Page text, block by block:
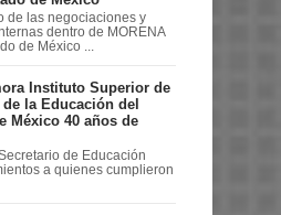
de las negociaciones y
dentro de MORENA
de México ...
Instituto Superior de
la Educación del
México 40 años de
de Educación
a quienes cumplieron